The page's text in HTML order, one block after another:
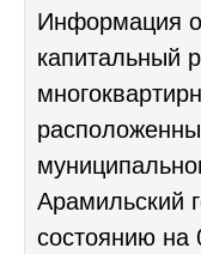
Информация
капитальный
Арамильский
состоянию на